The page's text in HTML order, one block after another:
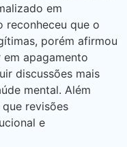
em
reconheceu que o
porém afirmou
apagamento
discussões mais
mental. Além
revisões
e